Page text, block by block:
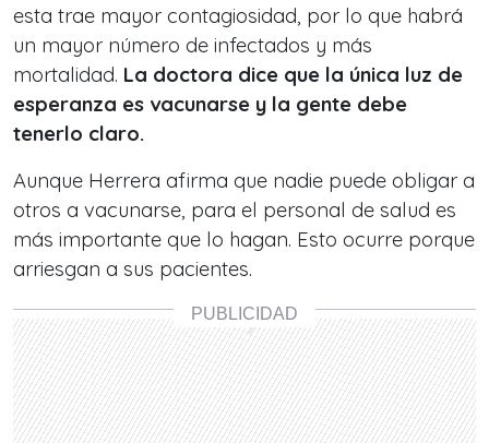
esta trae mayor contagiosidad, por lo que habrá
un mayor número de infectados y más
mortalidad. La doctora dice que la única luz de
esperanza es vacunarse y la gente debe
tenerlo claro.
Aunque Herrera afirma que nadie puede obligar a
otros a vacunarse, para el personal de salud es
más importante que lo hagan. Esto ocurre porque
arriesgan a sus pacientes.